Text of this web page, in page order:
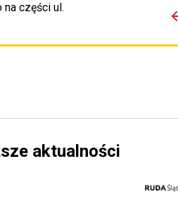
części ul.
do porzpedniego komunikatu
aktualności